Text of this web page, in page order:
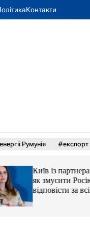
Контакти
Румунія #експорт
Київ із
як змусити
відповісти за